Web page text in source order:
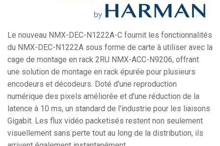
Le nouveau NMX-DEC-N1222A-C fournit les fonctionnalités
du NMX-DEC-N1222A sous forme de carte à utiliser avec la
cage de montage en rack 2RU NMX-ACC-N9206, offrant
une solution de montage en rack épurée pour plusieurs
encodeurs et décodeurs. Doté d'une reproduction
numérique des pixels améliorée et d'une réduction de la
latence à 10 ms, un standard de l'industrie pour les liaisons
Gigabit. Les flux vidéo packetisés restent non seulement
visuellement sans perte tout au long de la distribution, ils